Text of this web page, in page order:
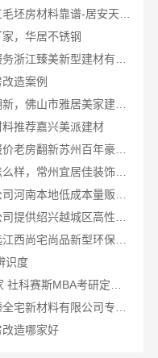
，华居不锈钢
造案例
佛山市区家装装饰老房翻新，佛山市雅居美家建筑装饰工程有限公司焕新居
推荐嘉兴美派建材
苏州市区专业家装服务报价老房翻新苏州百年豪庭新材料有限公司
钟楼靠谱家庭装修口碑怎么样，常州宜居佳装饰好评案例
江西家装奶油风设计优选江西尚宅尚品新型环保材料有限公司
识度
造哪家好